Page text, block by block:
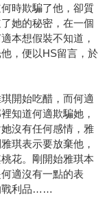
時欺騙了他，卻質
她的秘密，在一個
本想假裝不知道，
，便以HS留言，於
開始吃醋，而何適
知道何適欺騙她，
沒有任何感情，雅
琪表示要放棄他，
花。剛開始雅琪本
適沒有一點的表
戰利品……